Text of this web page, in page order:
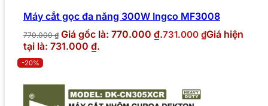
Máy cắt gọc đa năng 300W Ingco MF3008
770.000₫ Giá gốc là: 770.000 ₫.731.000 ₫Giá hiện
tại là: 731.000 ₫.
-20%